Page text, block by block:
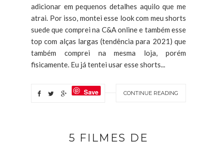
adicionar em pequenos detalhes aquilo que me
atrai. Por isso, montei esse look com meu shorts
suede que comprei na C&A online e também esse
top com alças largas (tendência para 2021) que
também comprei na mesma loja, porém
fisicamente. Eu já tentei usar esse shorts...
CONTINUE READING
Save
5 FILMES DE